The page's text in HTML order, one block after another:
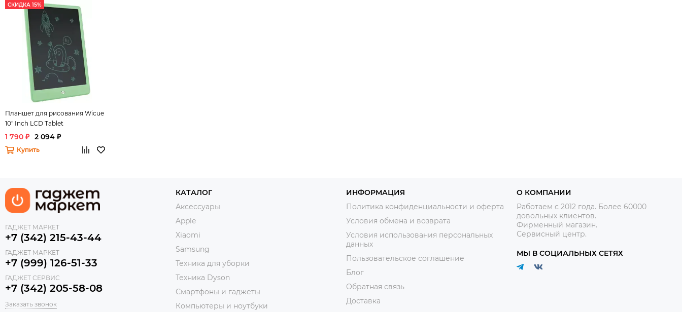
СКИДКА 15%
Планшет для рисования Wicue
10" Inch LCD Tablet
1 790 ₽ 2 094 ₽
Купить
ГАДЖЕТ МАРКЕТ
+7 (342) 215-43-44
ГАДЖЕТ МАРКЕТ
+7 (999) 126-51-33
ГАДЖЕТ СЕРВИС
+7 (342) 205-58-08
Заказать звонок
КАТАЛОГ
Аксессуары
Apple
Xiaomi
Samsung
Техника для уборки
Техника Dyson
Смартфоны и гаджеты
Компьютеры и ноутбуки
ИНФОРМАЦИЯ
Политика конфиденциальности и оферта
Условия обмена и возврата
Условия использования персональных
данных
Пользовательское соглашение
Блог
Обратная связь
Доставка
О КОМПАНИИ
Работаем с 2012 года. Более 60000
довольных клиентов.
Фирменный магазин.
Сервисный центр.
МЫ В СОЦИАЛЬНЫХ СЕТЯХ